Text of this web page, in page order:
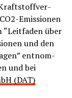
Emis­sio­nen
“Leit­fa­den über
und den
ent­nom­
und bei
(DAT)